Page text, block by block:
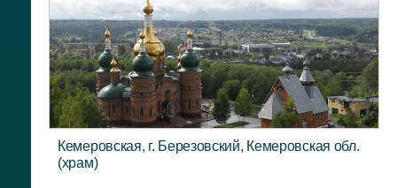
Кемеровская, г. Березовский, Кемеровская обл.
(храм)